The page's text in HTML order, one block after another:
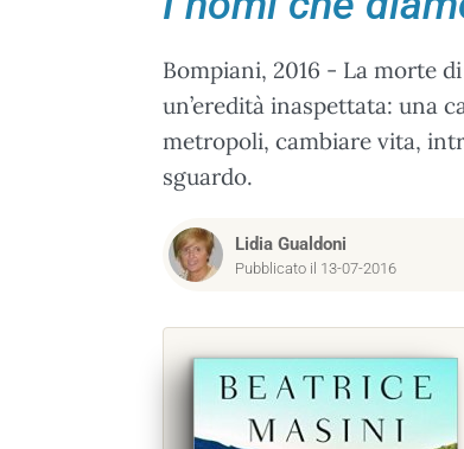
Bompiani, 2016 - La morte
un’eredità inaspettata: una
metropoli, cambiare vita,
sguardo.
Lidia Gualdoni
Pubblicato il 13-07-2016